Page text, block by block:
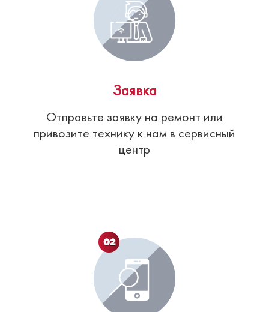
Заявка
Отправьте заявку на ремонт или
привозите технику к нам в сервисный
центр
02